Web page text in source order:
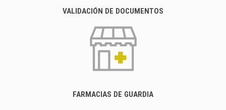
VALIDACIÓN DE DOCUMENTOS
FARMACIAS DE GUARDIA